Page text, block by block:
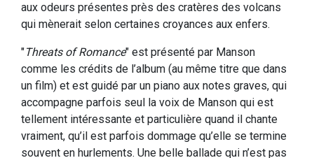
aux odeurs présentes près des cratères des volcans
qui mènerait selon certaines croyances aux enfers.
"Threats of Romance" est présenté par Manson
comme les crédits de l’album (au même titre que dans
un film) et est guidé par un piano aux notes graves, qui
accompagne parfois seul la voix de Manson qui est
tellement intéressante et particulière quand il chante
vraiment, qu’il est parfois dommage qu’elle se termine
souvent en hurlements. Une belle ballade qui n’est pas